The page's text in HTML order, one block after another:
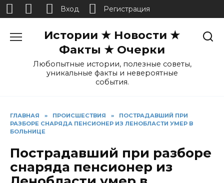
Истории ★ Новости ★
Факты ★ Очерки
Любопытные истории, полезные советы,
уникальные факты и невероятные
события.
ГЛАВНАЯ » ПРОИСШЕСТВИЯ »
ПОСТРАДАВШИЙ ПРИ
РАЗБОРЕ СНАРЯДА ПЕНСИОНЕР ИЗ ЛЕНОБЛАСТИ УМЕР В
БОЛЬНИЦЕ
Пострадавший при разборе
снаряда пенсионер из
Вход Регистрация